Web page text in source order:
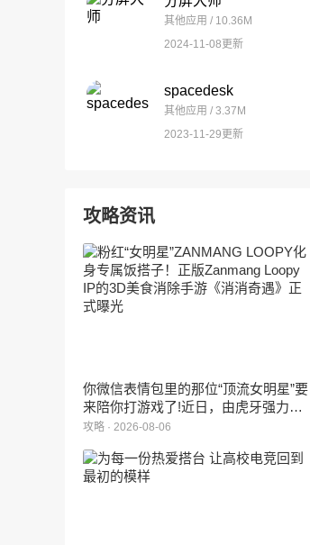
其他应用 / 10.36M
2024-11-08更新
spacedesk
其他应用 / 3.37M
2023-11-29更新
攻略资讯
你微信表情包里的那位“顶流女明星”要
来陪你打游戏了!近日，由虎牙强力发
行、正版Zanmang Loopy(赞萌露比)IP
遇》正式曝光。这款产品巧妙融合了
3D立体消除、模拟经营与丰富的互动
攻略 · 2026-08-06